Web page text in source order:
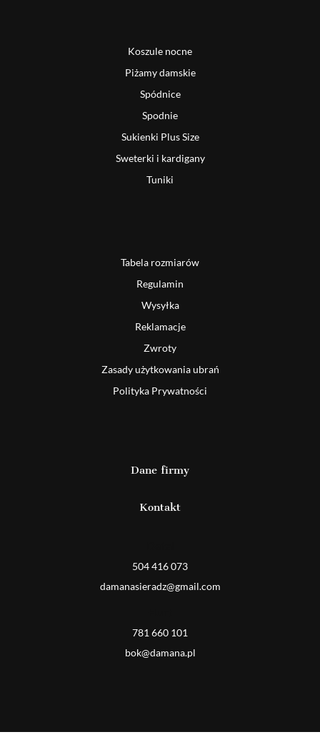
Koszule nocne
Piżamy damskie
Spódnice
Spodnie
Sukienki Plus Size
Sweterki i kardigany
Tuniki
Tabela rozmiarów
Regulamin
Wysyłka
Reklamacje
Zwroty
Zasady użytkowania ubrań
Polityka Prywatności
Dane firmy
Kontakt
504 416 073
damanasieradz@gmail.com
781 660 101
bok@damana.pl